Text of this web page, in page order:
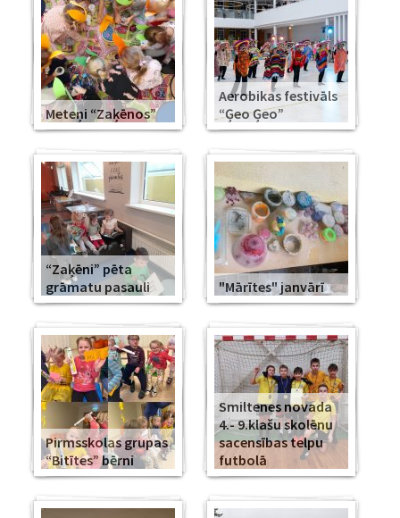
Meteņi “Zaķēnos”
Aerobikas festivāls
“Ģeo Ģeo”
“Zaķēni” pēta
grāmatu pasauli
"Mārītes" janvārī
Pirmsskolas grupas
“Bitītes” bērni
Smiltenes novada
4.- 9.klašu skolēnu
sacensības telpu
futbolā